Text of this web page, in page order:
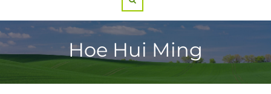
Hoe Hui Ming